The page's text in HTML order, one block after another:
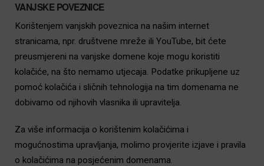
VANJSKE POVEZNICE
Korištenjem vanjskih poveznica na našim internet
stranicama, npr. društvene mreže ili YouTube, bit ćete
preusmjereni na vanjske domene koje mogu koristiti
kolačiće, na što nemamo utjecaja. Podatke prikupljene uz
pomoć kolačića i sličnih tehnologija na tim domenama ne
dobivamo od njihovih vlasnika ili upravitelja.
Za više informacija o korištenim kolačićima i
mogućnostima upravljanja, molimo provjerite izjave i pravila
o kolačićima na posjećenim domenama.